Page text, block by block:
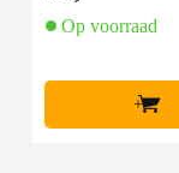
Op voorraad
+